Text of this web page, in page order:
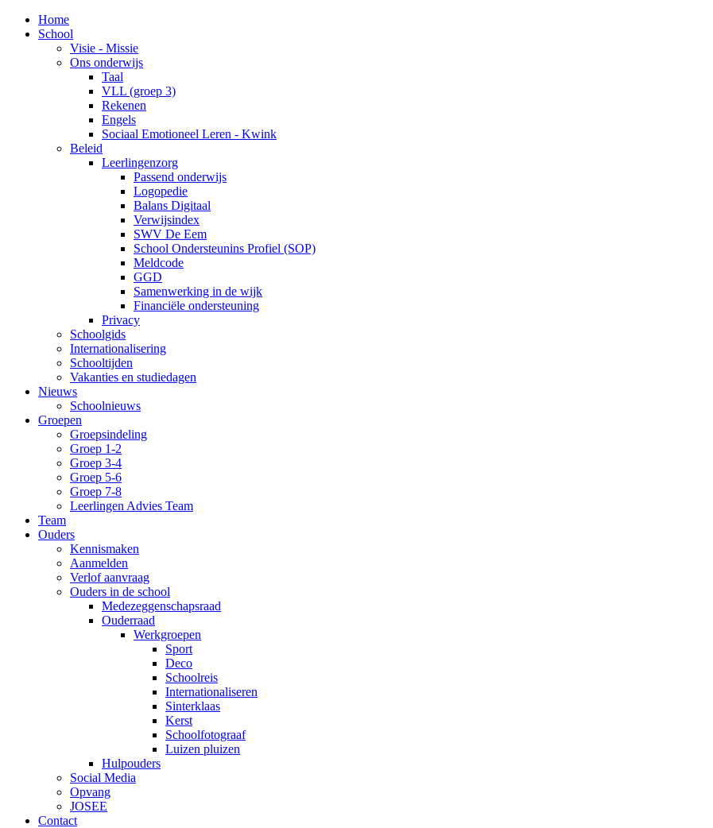
Home
School
Visie - Missie
Ons onderwijs
Taal
VLL (groep 3)
Rekenen
Engels
Sociaal Emotioneel Leren - Kwink
Beleid
Leerlingenzorg
Passend onderwijs
Logopedie
Balans Digitaal
Verwijsindex
SWV De Eem
School Ondersteunins Profiel (SOP)
Meldcode
GGD
Samenwerking in de wijk
Financiële ondersteuning
Privacy
Schoolgids
Internationalisering
Schooltijden
Vakanties en studiedagen
Nieuws
Schoolnieuws
Groepen
Groepsindeling
Groep 1-2
Groep 3-4
Groep 5-6
Groep 7-8
Leerlingen Advies Team
Team
Ouders
Kennismaken
Aanmelden
Verlof aanvraag
Ouders in de school
Medezeggenschapsraad
Ouderraad
Werkgroepen
Sport
Deco
Schoolreis
Internationaliseren
Sinterklaas
Kerst
Schoolfotograaf
Luizen pluizen
Hulpouders
Social Media
Opvang
JOSEE
Contact